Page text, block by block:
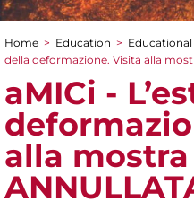
You are here
Home > Education >
della deformazione. Visita alla
aMICi -
alla mostra